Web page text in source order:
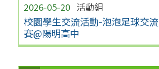
2026-05-20 活動組
校園學生交流活動-泡泡足球交流
賽@陽明高中